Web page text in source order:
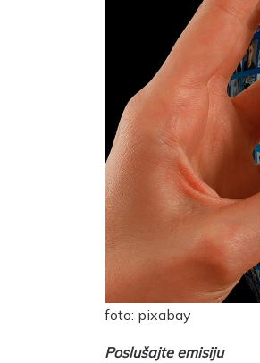
foto: pixabay
Poslušajte emisiju